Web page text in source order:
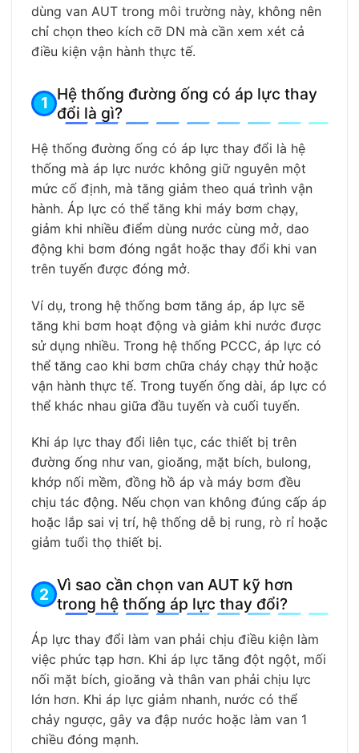
dùng van AUT trong môi trường này, không nên
chỉ chọn theo kích cỡ DN mà cần xem xét cả
điều kiện vận hành thực tế.
Hệ thống đường ống có áp lực thay
đổi là gì?
Hệ thống đường ống có áp lực thay đổi là hệ
thống mà áp lực nước không giữ nguyên một
mức cố định, mà tăng giảm theo quá trình vận
hành. Áp lực có thể tăng khi máy bơm chạy,
giảm khi nhiều điểm dùng nước cùng mở, dao
động khi bơm đóng ngắt hoặc thay đổi khi van
trên tuyến được đóng mở.
Ví dụ, trong hệ thống bơm tăng áp, áp lực sẽ
tăng khi bơm hoạt động và giảm khi nước được
sử dụng nhiều. Trong hệ thống PCCC, áp lực có
thể tăng cao khi bơm chữa cháy chạy thử hoặc
vận hành thực tế. Trong tuyến ống dài, áp lực có
thể khác nhau giữa đầu tuyến và cuối tuyến.
Khi áp lực thay đổi liên tục, các thiết bị trên
đường ống như van, gioăng, mặt bích, bulong,
khớp nối mềm, đồng hồ áp và máy bơm đều
chịu tác động. Nếu chọn van không đúng cấp áp
hoặc lắp sai vị trí, hệ thống dễ bị rung, rò rỉ hoặc
giảm tuổi thọ thiết bị.
Vì sao cần chọn van AUT kỹ hơn
trong hệ thống áp lực thay đổi?
Áp lực thay đổi làm van phải chịu điều kiện làm
việc phức tạp hơn. Khi áp lực tăng đột ngột, mối
nối mặt bích, gioăng và thân van phải chịu lực
lớn hơn. Khi áp lực giảm nhanh, nước có thể
chảy ngược, gây va đập nước hoặc làm van 1
chiều đóng mạnh.